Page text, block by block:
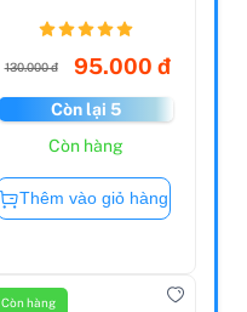
Chỉnh
130.000 đ 95.000 đ
Còn lại 5
Còn hàng
Thêm vào giỏ hàng
Còn hàng